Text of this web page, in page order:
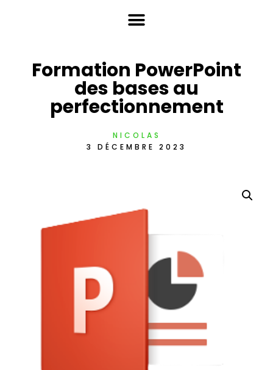
Formation PowerPoint
des bases au
perfectionnement
NICOLAS
3 DÉCEMBRE 2023